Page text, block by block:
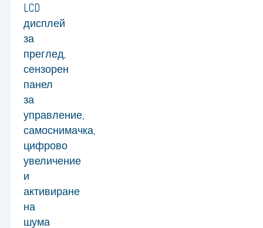
LCD
дисплей
за
преглед,
сензорен
панел
за
управление,
самоснимачка,
цифрово
увеличение
и
активиране
на
шума